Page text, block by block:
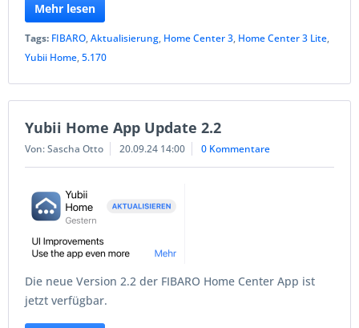
Mehr lesen
Tags: FIBARO,Aktualisierung, Home Center 3, Home Center 3 Lite,
Yubii Home,5.170
Yubii Home App Update 2.2
Von: Sascha Otto 20.09.24 14:00 0 Kommentare
Die neue Version 2.2 der FIBARO Home Center App ist
jetzt verfügbar.